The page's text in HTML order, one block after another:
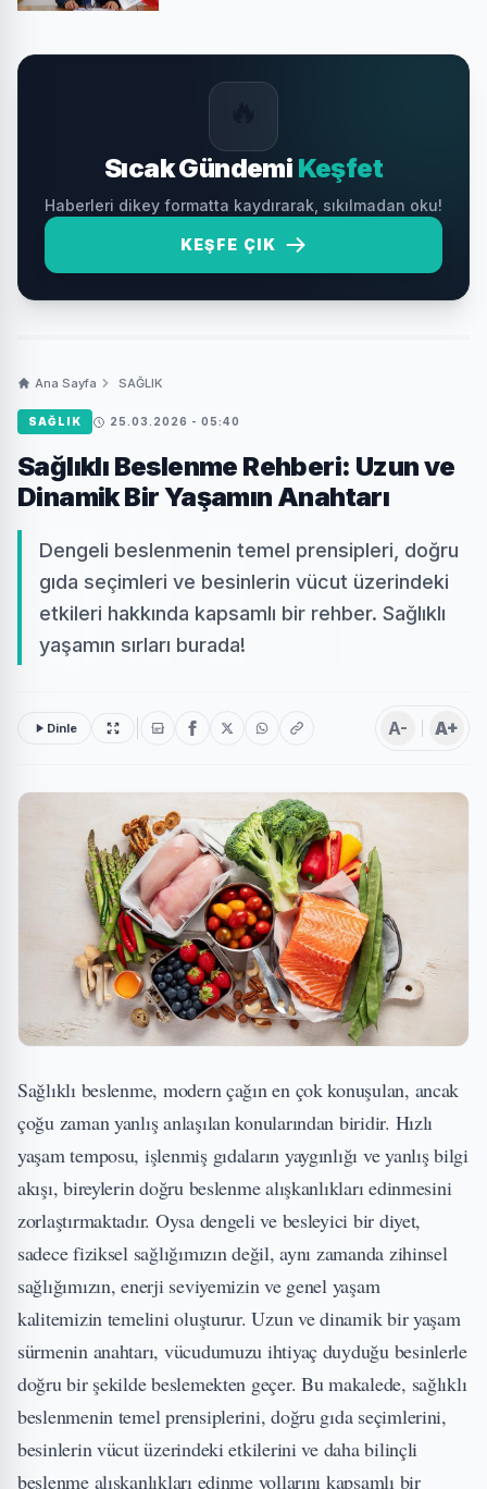
Sıcak Gündemi Keşfet
Haberleri dikey formatta kaydırarak, sıkılmadan oku!
KEŞFE ÇIK
Ana Sayfa SAĞLIK
SAĞLIK 25.03.2026 - 05:40
Sağlıklı Beslenme Rehberi: Uzun ve
Dinamik Bir Yaşamın Anahtarı
Dengeli beslenmenin temel prensipleri, doğru
gıda seçimleri ve besinlerin vücut üzerindeki
etkileri hakkında kapsamlı bir rehber. Sağlıklı
yaşamın sırları burada!
Dinle A- A+
Sağlıklı beslenme, modern çağın en çok konuşulan, ancak
çoğu zaman yanlış anlaşılan konularından biridir. Hızlı
yaşam temposu, işlenmiş gıdaların yaygınlığı ve yanlış bilgi
akışı, bireylerin doğru beslenme alışkanlıkları edinmesini
zorlaştırmaktadır. Oysa dengeli ve besleyici bir diyet,
sadece fiziksel sağlığımızın değil, aynı zamanda zihinsel
sağlığımızın, enerji seviyemizin ve genel yaşam
kalitemizin temelini oluşturur. Uzun ve dinamik bir yaşam
sürmenin anahtarı, vücudumuzu ihtiyaç duyduğu besinlerle
doğru bir şekilde beslemekten geçer. Bu makalede, sağlıklı
beslenmenin temel prensiplerini, doğru gıda seçimlerini,
besinlerin vücut üzerindeki etkilerini ve daha bilinçli
beslenme alışkanlıkları edinme yollarını kapsamlı bir